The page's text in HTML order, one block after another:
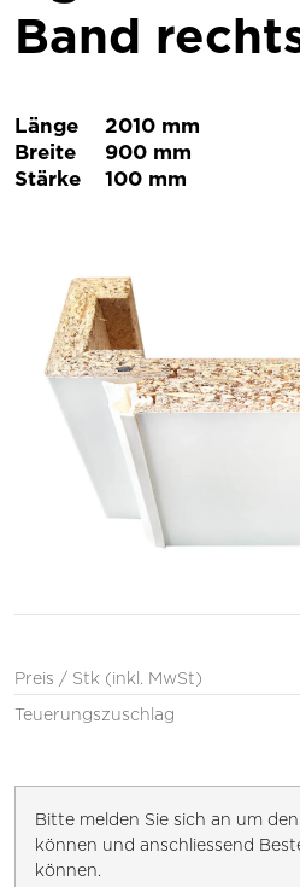
Band
Länge
2010 mm
Breite
900 mm
Stärke
100 mm
Preis / Stk (inkl. MwSt)
Teuerungszuschlag
Bitte melden Sie sich an um
können und anschliessend
können.